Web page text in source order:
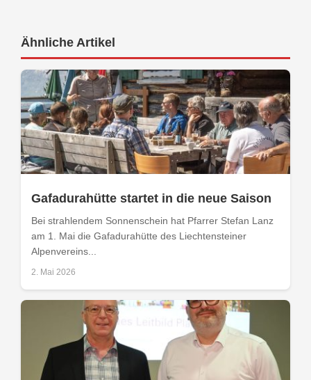
Ähnliche Artikel
Gafadurahütte startet in die neue Saison
Bei strahlendem Sonnenschein hat Pfarrer Stefan Lanz
am 1. Mai die Gafadurahütte des Liechtensteiner
Alpenvereins...
2. Mai 2026